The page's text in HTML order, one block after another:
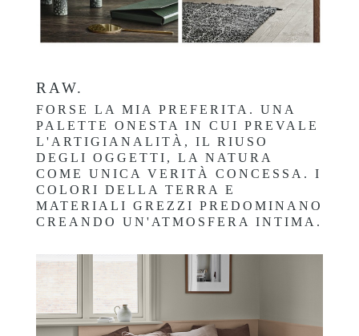
RAW.
FORSE LA MIA PREFERITA. UNA
PALETTE ONESTA IN CUI PREVALE
L'ARTIGIANALITÀ, IL RIUSO
DEGLI OGGETTI, LA NATURA
COME UNICA VERITÀ CONCESSA. I
COLORI DELLA TERRA E
MATERIALI GREZZI PREDOMINANO
CREANDO UN'ATMOSFERA INTIMA.